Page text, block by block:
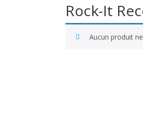
Rock-It
Aucun produit